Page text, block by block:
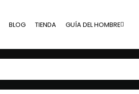
BLOG TIENDA GUÍA DEL HOMBRE